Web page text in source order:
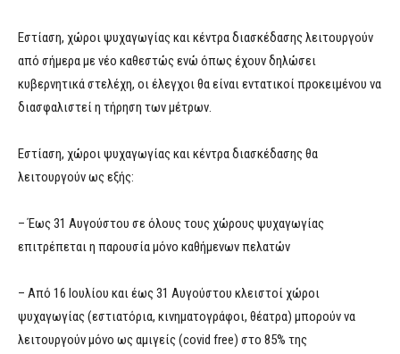
Εστίαση, χώροι ψυχαγωγίας και κέντρα διασκέδασης λειτουργούν
από σήμερα με νέο καθεστώς ενώ όπως έχουν δηλώσει
κυβερνητικά στελέχη, οι έλεγχοι θα είναι εντατικοί προκειμένου να
διασφαλιστεί η τήρηση των μέτρων.
Εστίαση, χώροι ψυχαγωγίας και κέντρα διασκέδασης θα
λειτουργούν ως εξής:
– Έως 31 Αυγούστου σε όλους τους χώρους ψυχαγωγίας
επιτρέπεται η παρουσία μόνο καθήμενων πελατών
– Από 16 Ιουλίου και έως 31 Αυγούστου κλειστοί χώροι
ψυχαγωγίας (εστιατόρια, κινηματογράφοι, θέατρα) μπορούν να
λειτουργούν μόνο ως αμιγείς (covid free) στο 85% της